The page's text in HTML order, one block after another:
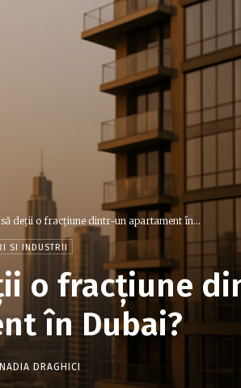
să deții o fracțiune dintr-un apartament în...
SI INDUSTRII
o fracțiune
în Dubai?
NADIA DRAGHICI